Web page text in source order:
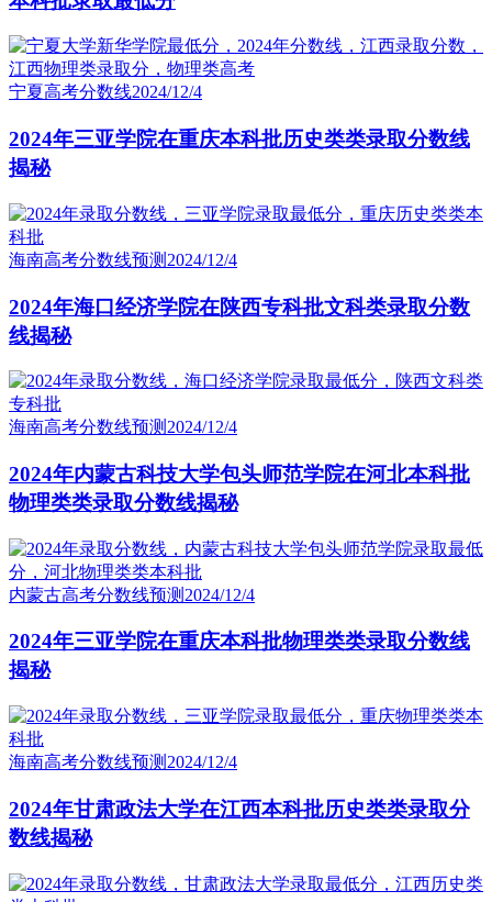
宁夏高考分数线2024/12/4
2024年三亚学院在重庆本科批历史类类录取分数线
揭秘
海南高考分数线预测 2024/12/4
2024年海口经济学院在陕西专科批文科类录取分数
线揭秘
海南高考分数线预测 2024/12/4
2024年内蒙古科技大学包头师范学院在河北本科批
物理类类录取分数线揭秘
内蒙古高考分数线预测 2024/12/4
2024年三亚学院在重庆本科批物理类类录取分数线
揭秘
海南高考分数线预测 2024/12/4
2024年甘肃政法大学在江西本科批历史类类录取分
数线揭秘